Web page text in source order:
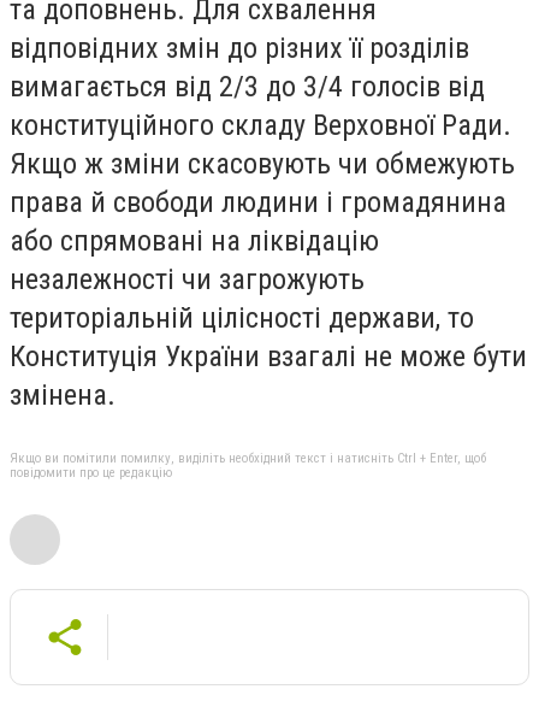
та доповнень. Для схвалення
відповідних змін до різних її розділів
вимагається від 2/3 до 3/4 голосів від
конституційного складу Верховної Ради.
Якщо ж зміни скасовують чи обмежують
права й свободи людини і громадянина
або спрямовані на ліквідацію
незалежності чи загрожують
територіальній цілісності держави, то
Конституція України взагалі не може бути
змінена.
Якщо ви помітили помилку, виділіть необхідний текст і натисніть Ctrl + Enter, щоб
повідомити про це редакцію